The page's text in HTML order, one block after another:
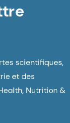
scientifiques,
et des
Nutrition &